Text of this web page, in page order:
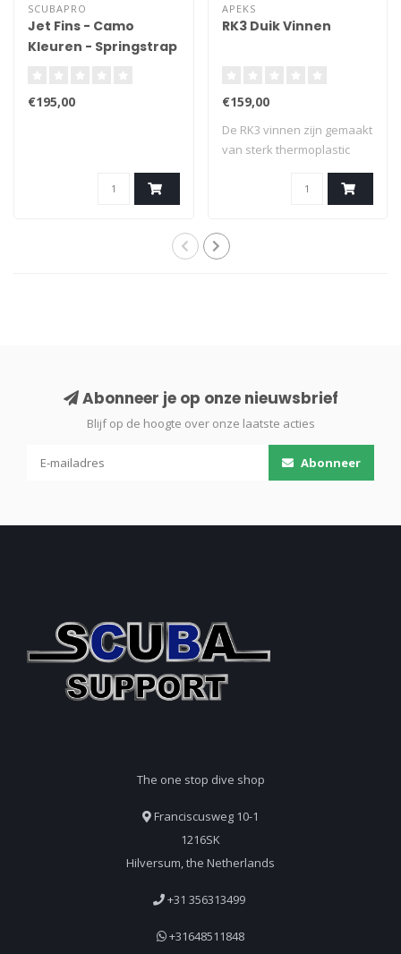
SCUBAPRO
Jet Fins - Camo
Kleuren - Springstrap
€195,00
APEKS
RK3 Duik Vinnen
€159,00
De RK3 vinnen zijn gemaakt
van sterk thermoplastic
Abonneer je op onze nieuwsbrief
Blijf op de hoogte over onze laatste acties
Abonneer
The one stop dive shop
Franciscusweg 10-1
1216SK
Hilversum, the Netherlands
+31 356313499
+31648511848